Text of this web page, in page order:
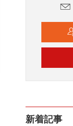
新着記事